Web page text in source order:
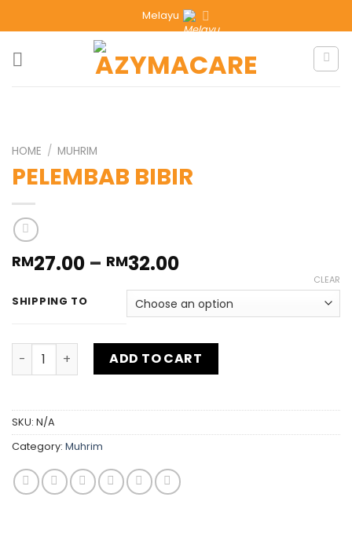
Melayu
HOME / MUHRIM
PELEMBAB BIBIR
RM27.00 – RM32.00
SHIPPING TO
CLEAR
ADD TO CART
SKU: N/A
Category: Muhrim